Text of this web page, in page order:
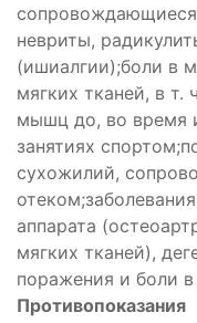
невриты,
(ишиалгии);боли в
мягких тканей, в т.
мышц до, во время
занятиях
сухожилий,
аппарата
мягких тканей),
поражения и боли в
Противопоказания